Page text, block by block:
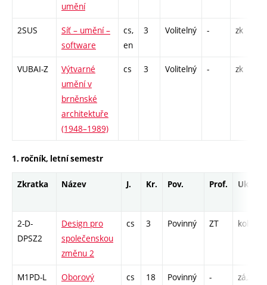
umění
2SUS
Síť – umění –
software
cs,
en
3 Volitelný - zk
VUBAI-Z
Výtvarné
umění v
brněnské
architektuře
(1948–1989)
cs 3 Volitelný - zk
1. ročník, letní semestr
Zkratka Název J. Kr. Pov. Prof. Uk.
2-D-
DPSZ2
Design pro
společenskou
změnu 2
cs 3 Povinný ZT kol
M1PD-L
Oborový
cs 18 Povinný - zá,zk